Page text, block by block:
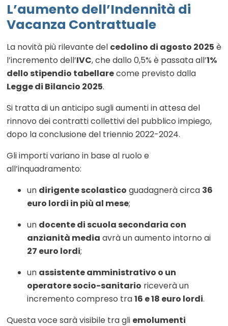
L’aumento dell’Indennità di
Vacanza Contrattuale
La novità più rilevante del cedolino di agosto 2025 è
l’incremento dell’IVC, che dallo 0,5% è passata all’1%
dello stipendio tabellarecome previsto dalla
Legge di Bilancio 2025.
Si tratta di un anticipo sugli aumenti in attesa del
rinnovo dei contratti collettivi del pubblico impiego,
dopo la conclusione del triennio 2022-2024.
Gli importi variano in base al ruolo e
all’inquadramento:
un dirigente scolastico guadagnerà circa 36
euro lordi in più al mese;
un docente di scuola secondaria con
anzianità media avrà un aumento intorno ai
27 euro lordi;
un assistente amministrativo o un
operatore socio-sanitario riceverà un
incremento compreso tra16 e 18 euro lordi.
Questa voce sarà visibile tra gli emolumenti